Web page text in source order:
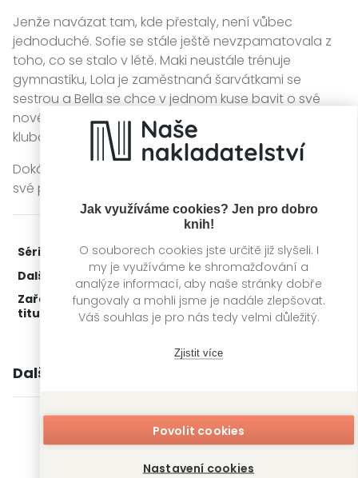
Jak využíváme cookies? Jen pro dobro
knih!
O souborech cookies jste určitě již slyšeli. I
my je využíváme ke shromažďování a
analýze informací, aby naše stránky dobře
fungovaly a mohli jsme je nadále zlepšovat.
Váš souhlas je pro nás tedy velmi důležitý.
Zjistit více
Povolit cookies
Nastavení cookies
Jenže navázat tam, kde přestaly, není vůbec
jednoduché. Sofie se stále ještě nevzpamatovala z
toho, co se stalo v létě. Maki neustále trénuje
gymnastiku, Lola je zaměstnaná šarvátkami se
sestrou a Bella se chce v jednom kuse bavit o své
nové nejlepší kamarádce. A nejhorší na tom je, že
klubovna má být srovnaná se zemí!
Dokáže Sofie a její kamarádky zachránit klubovnu – i
své přátelství?
Série: Sofie 1. díl z 2
Další díly:
2.Tajný život Loly
Zařažení
titulu:
Kategorie >Dětská literatura
Další knihy autora